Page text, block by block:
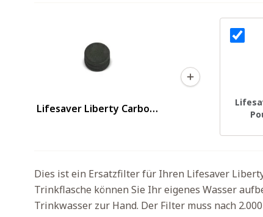
Lifesaver Liberty Carbon-
Dies ist ein Ersatzfilter für Ihren Lifesaver
Trinkflasche können Sie Ihr eigenes Wasser
Trinkwasser zur Hand. Der Filter muss nach